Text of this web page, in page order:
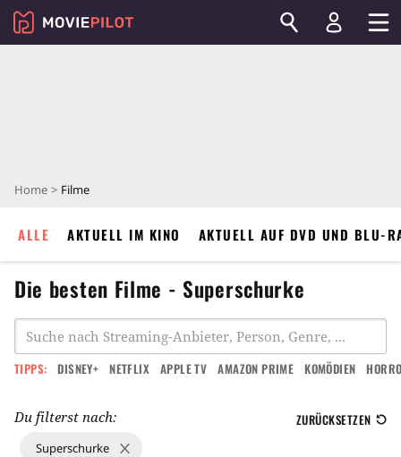
Home Filme
ALLE AKTUELL IM KINO AKTUELL AUF DVD UND BLU-
Die besten Filme - Superschurke
TIPPS: DISNEY+ NETFLIX APPLE TV AMAZON PRIME KOMÖDIEN
Du filterst nach: ZURÜCKSETZEN
Superschurke